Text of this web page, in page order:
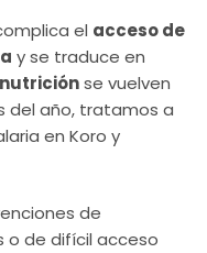
el acceso de
y se traduce en
se vuelven
del año, tratamos a
en Koro y
de
o de difícil acceso